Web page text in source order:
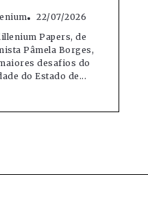
22/07/2026
Papers, de
Pâmela Borges,
desafios do
do Estado de...